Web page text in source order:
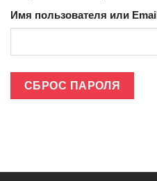
Имя пользователя или Email
СБРОС ПАРОЛЯ